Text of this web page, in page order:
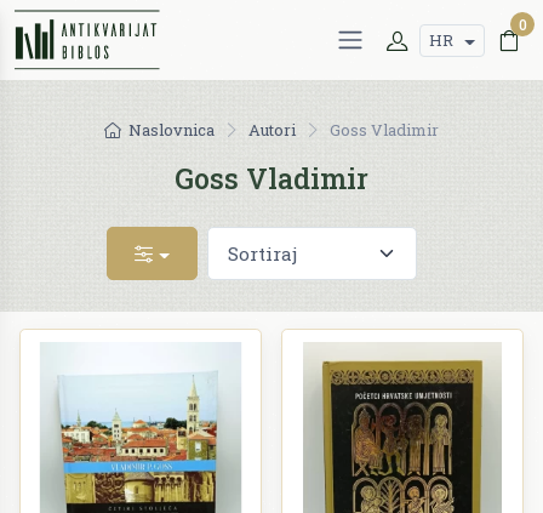
HR
0
Naslovnica Autori Goss Vladimir
Goss Vladimir